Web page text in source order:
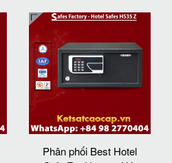
Phân phối Best Hotel